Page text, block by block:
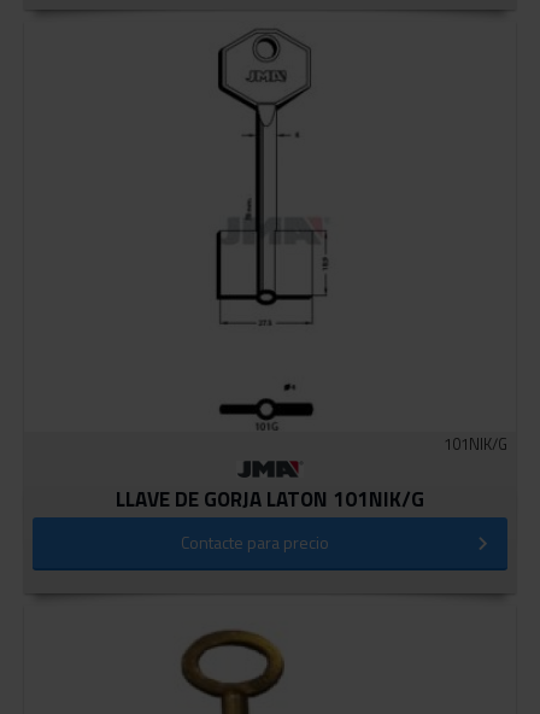
101NIK/G
LLAVE DE GORJA LATON 101NIK/G
Contacte para precio